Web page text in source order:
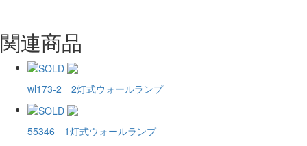
関連商品
wl173-2 2灯式ウォールランプ
55346 1灯式ウォールランプ